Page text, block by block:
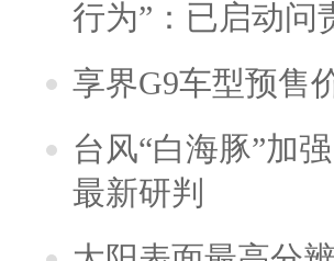
行为”：已启动问
享界G9车型预售
台风“白海豚”加
最新研判